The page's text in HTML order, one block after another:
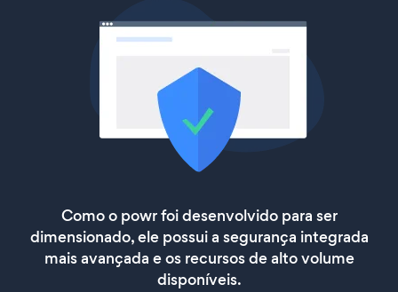
Como o powr foi desenvolvido para ser
dimensionado, ele possui a segurança integrada
mais avançada e os recursos de alto volume
disponíveis.